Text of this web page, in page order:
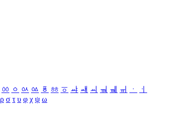
ㆀ ㆁ ㆂ ㆃ ㆄ ㆅ ㆆ ㆇ ㆈ ㆉ ㆊ ㆋ ㆌ ㆍ
ㆎ
ρ σ τ υ φ χ ψ ω